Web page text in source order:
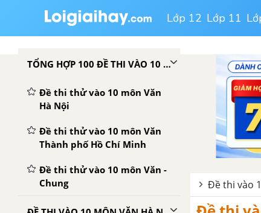
Lớp 12 Lớp 11
TỔNG HỢP 100 ĐỀ THI VÀO 10 MÔN VĂN
Đề thi thử vào 10 môn Văn
Hà Nội
Đề thi thử vào 10 môn Văn
Thành phố Hồ Chí Minh
Đề thi thử vào 10 môn Văn -
Chung
Đề thi vào